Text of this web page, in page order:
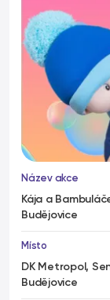
Název akce
Kája a
Budějovice
Místo
DK Metropol,
Budějovice